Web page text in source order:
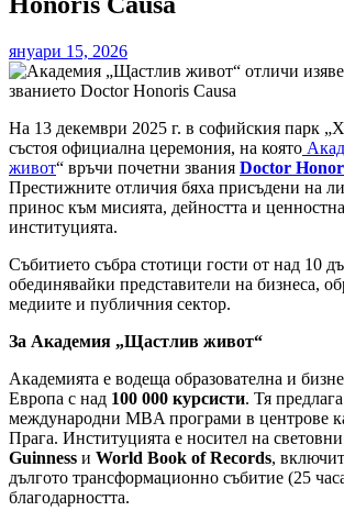
януари 15, 2026
На 13 декември 2025 г. в софийския парк
състоя официална церемония, на която
живот“ връчи почетни звания Doctor
Престижните отличия бяха присъдени на
принос към мисията, дейността и
институцията.
Събитието събра стотици гости от над 10
обединявайки представители на бизнеса,
медиите и публичния сектор.
За Академия „Щастлив живот“
Академията е водеща образователна и
Европа с над 100 000 курсисти. Тя
международни MBA програми в центрове
Прага. Институцията е носител на
Guinness и World Book of Records,
дългото трансформационно събитие (25
благодарността.